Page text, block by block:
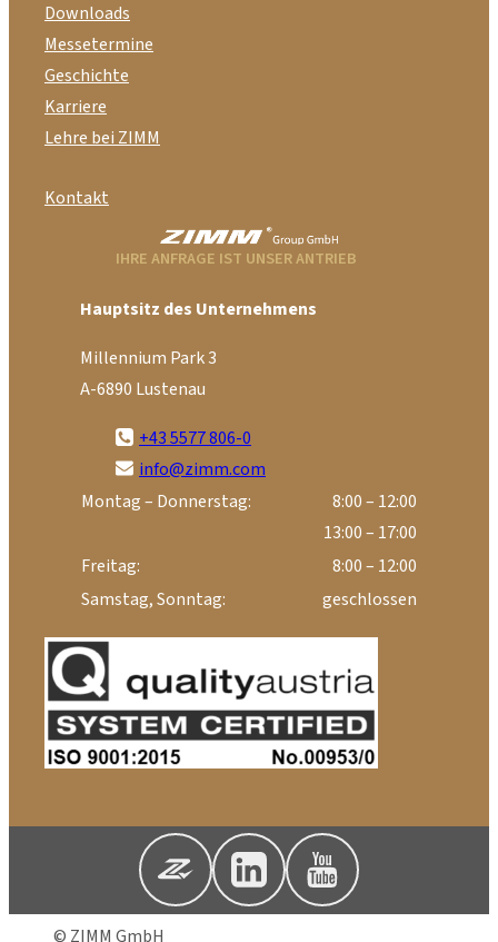
Downloads
Messetermine
Geschichte
Karriere
Lehre bei ZIMM
Kontakt
IHRE ANFRAGE IST UNSER ANTRIEB
Hauptsitz des Unternehmens
Millennium Park 3
A-6890 Lustenau
+43 5577 806-0
info@zimm.com
Montag – Donnerstag:
8:00 – 12:00
13:00 – 17:00
Freitag:
8:00 – 12:00
Samstag, Sonntag:
geschlossen
© ZIMM GmbH